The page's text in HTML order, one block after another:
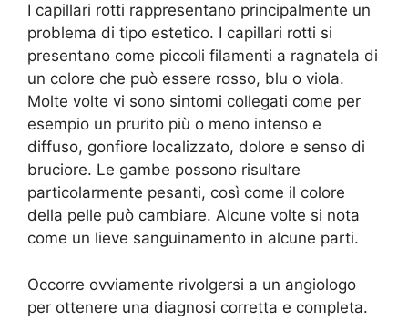
I capillari rotti rappresentano principalmente un
problema di tipo estetico. I capillari rotti si
presentano come piccoli filamenti a ragnatela di
un colore che può essere rosso, blu o viola.
Molte volte vi sono sintomi collegati come per
esempio un prurito più o meno intenso e
diffuso, gonfiore localizzato, dolore e senso di
bruciore. Le gambe possono risultare
particolarmente pesanti, così come il colore
della pelle può cambiare. Alcune volte si nota
come un lieve sanguinamento in alcune parti.
Occorre ovviamente rivolgersi a un angiologo
per ottenere una diagnosi corretta e completa.